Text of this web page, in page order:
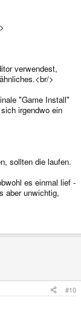
verwendest,
>
"Game Install"
irgendwo ein
sollten die laufen.
es einmal lief -
aber unwichtig,
#10